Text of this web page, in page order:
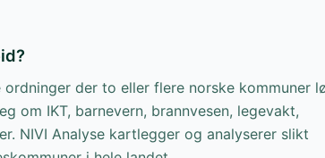
der to eller flere norske kommuner
om IKT, barnevern, brannvesen, legevakt,
NIVI Analyse kartlegger og analyserer slikt